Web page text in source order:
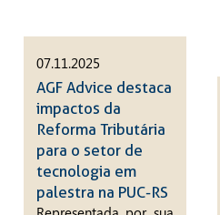
07.11.2025
AGF Advice destaca
impactos da
Reforma Tributária
para o setor de
tecnologia em
palestra na PUC-RS